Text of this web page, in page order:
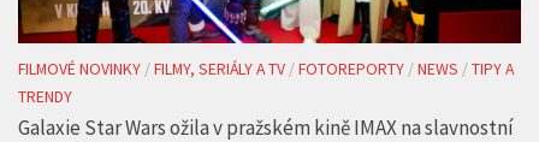
FILMOVÉ NOVINKY /FILMY, SERIÁLY A TV /FOTOREPORTY /NEWS /TIPY A
TRENDY
Galaxie Star Wars ožila v pražském kině IMAX na slavnostní